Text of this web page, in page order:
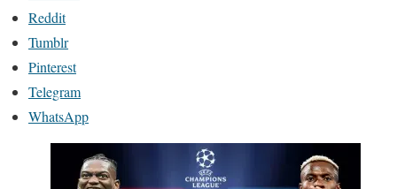
Reddit
Tumblr
Pinterest
Telegram
WhatsApp